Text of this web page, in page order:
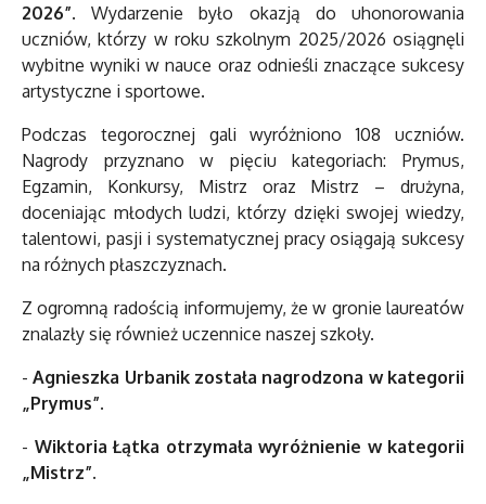
2026”. Wydarzenie było okazją do uhonorowania
uczniów, którzy w roku szkolnym 2025/2026 osiągnęli
wybitne wyniki w nauce oraz odnieśli znaczące sukcesy
artystyczne i sportowe.
Podczas tegorocznej gali wyróżniono 108 uczniów.
Nagrody przyznano w pięciu kategoriach: Prymus,
Egzamin, Konkursy, Mistrz oraz Mistrz – drużyna,
doceniając młodych ludzi, którzy dzięki swojej wiedzy,
talentowi, pasji i systematycznej pracy osiągają sukcesy
na różnych płaszczyznach.
Z ogromną radością informujemy, że w gronie laureatów
znalazły się również uczennice naszej szkoły.
-Agnieszka Urbanik została nagrodzona w kategorii
„Prymus”.
- Wiktoria Łątka otrzymała wyróżnienie w kategorii
„Mistrz”.